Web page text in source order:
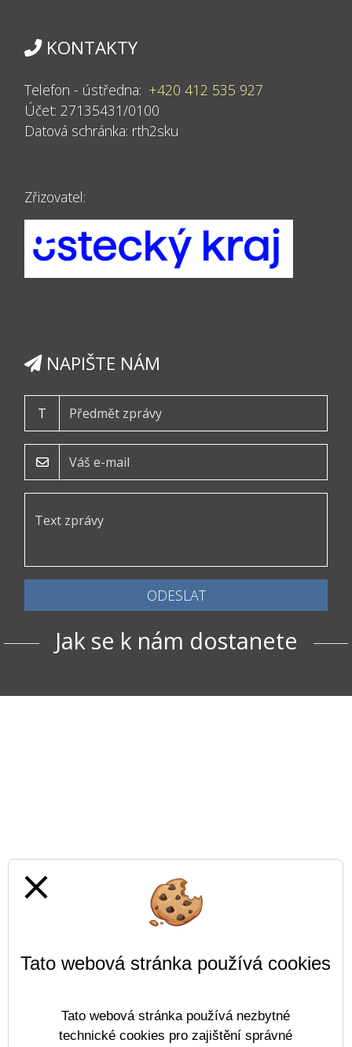
KONTAKTY
Telefon - ústředna: +420 412 535 927
Účet: 27135431/0100
Datová schránka: rth2sku
Zřizovatel:
NAPIŠTE NÁM
T
ODESLAT
Jak se k nám dostanete
close
Tato webová stránka používá cookies
Tato webová stránka používá nezbytné
technické cookies pro zajištění správné